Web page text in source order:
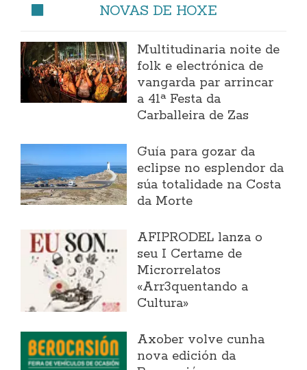
NOVAS DE HOXE
Multitudinaria noite de
folk e electrónica de
vangarda par arrincar
a 41ª Festa da
Carballeira de Zas
Guía para gozar da
eclipse no esplendor da
súa totalidade na Costa
da Morte
AFIPRODEL lanza o
seu I Certame de
Microrrelatos
«Arr3quentando a
Cultura»
Axober volve cunha
nova edición da